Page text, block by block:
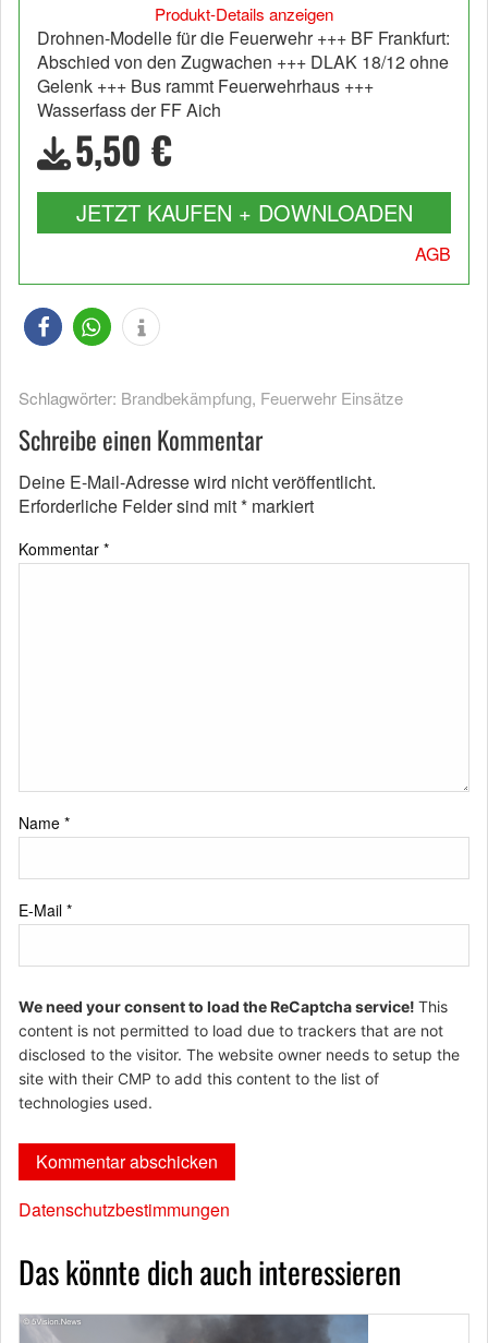
Produkt-Details anzeigen
Drohnen-Modelle für die Feuerwehr +++ BF Frankfurt:
Abschied von den Zugwachen +++ DLAK 18/12 ohne
Gelenk +++ Bus rammt Feuerwehrhaus +++
Wasserfass der FF Aich
5,50 €
JETZT KAUFEN + DOWNLOADEN
AGB
Schlagwörter: Brandbekämpfung, Feuerwehr Einsätze
Schreibe einen Kommentar
Deine E-Mail-Adresse wird nicht veröffentlicht.
Erforderliche Felder sind mit* markiert
Kommentar *
Name *
E-Mail *
We need your consent to load the ReCaptcha service! This
content is not permitted to load due to trackers that are not
disclosed to the visitor. The website owner needs to setup the
site with their CMP to add this content to the list of
technologies used.
Datenschutzbestimmungen
Das könnte dich auch interessieren